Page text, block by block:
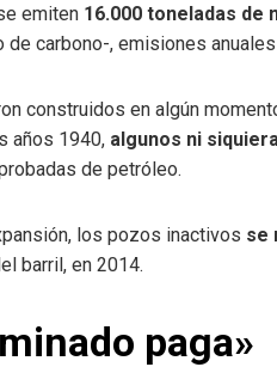
emiten 16.000 toneladas de
carbono-, emisiones
construidos en algún
años 1940, algunos ni
de petróleo.
los pozos inactivos se
barril, en 2014.
paga»